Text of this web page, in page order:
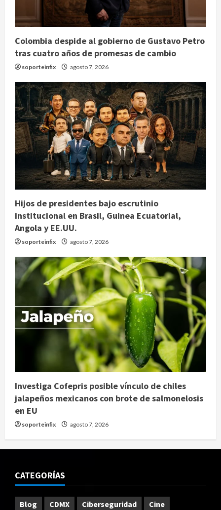
Colombia despide al gobierno de Gustavo Petro
tras cuatro años de promesas de cambio
soporteinfix agosto 7, 2026
Hijos de presidentes bajo escrutinio
institucional en Brasil, Guinea Ecuatorial,
Angola y EE.UU.
soporteinfix agosto 7, 2026
Investiga Cofepris posible vínculo de chiles
jalapeños mexicanos con brote de salmonelosis
en EU
soporteinfix agosto 7, 2026
CATEGORÍAS
Blog CDMX Ciberseguridad
Cine